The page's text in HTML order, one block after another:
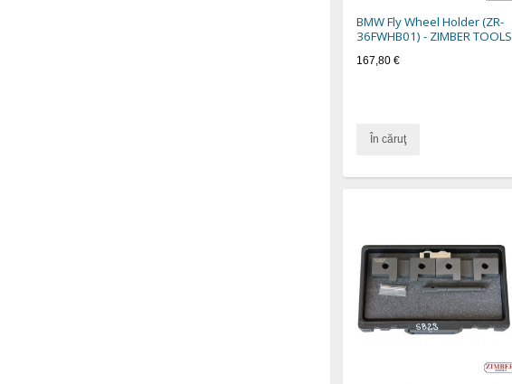
BMW Fly Wheel Holder (ZR-
36FWHB01) - ZIMBER TOOLS
167,80 €
În căruţ